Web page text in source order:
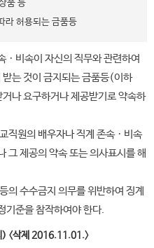
품 등
라 허용되는 금품등
ㆍ비속이 자신의 직무와 관련하여
는 것이 금지되는 금품등(이하
나 요구하거나 제공받기로 약속하
직원의 배우자나 직계 존속ㆍ비속
그 제공의 약속 또는 의사표시를 해
의 수수금지 의무를 위반하여 징계
준을 참작하여야 한다.
〈삭제 2016.11.01.〉